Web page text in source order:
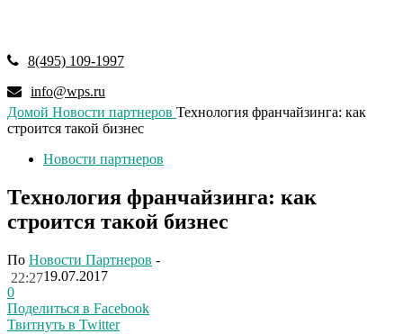
8(495) 109-1997
info@wps.ru
Домой Новости партнеров Технология франчайзинга: как
строится такой бизнес
Новости партнеров
Технология франчайзинга: как
строится такой бизнес
По Новости Партнеров -
19.07.2017
22:27
0
Поделиться в Facebook
Твитнуть в Twitter